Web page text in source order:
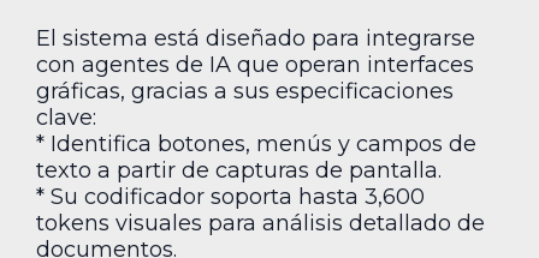
El sistema está diseñado para integrarse
con agentes de IA que operan interfaces
gráficas, gracias a sus especificaciones
clave:
* Identifica botones, menús y campos de
texto a partir de capturas de pantalla.
* Su codificador soporta hasta 3,600
tokens visuales para análisis detallado de
documentos.